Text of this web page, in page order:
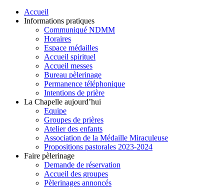
Accueil
Informations pratiques
Communiqué NDMM
Horaires
Espace médailles
Accueil spirituel
Accueil messes
Bureau pèlerinage
Permanence téléphonique
Intentions de prière
La Chapelle aujourd’hui
Equipe
Groupes de prières
Atelier des enfants
Association de la Médaille Miraculeuse
Propositions pastorales 2023-2024
Faire pèlerinage
Demande de réservation
Accueil des groupes
Pèlerinages annoncés